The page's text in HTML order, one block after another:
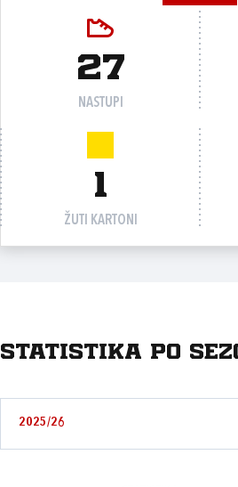
27
NASTUPI
1
ŽUTI KARTONI
Statistika po
2025/26